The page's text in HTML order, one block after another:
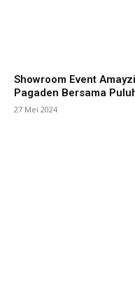
Showroom Event
Pagaden Bersama
27 Mei 2024